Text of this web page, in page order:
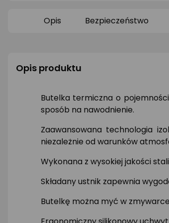
gwiazdki
gwiazdki
Opis Bezpieczeństwo
Opis produktu
Butelka termiczna o
sposób na nawodnienie.
Zaawansowana technologia
niezależnie od warunków
Wykonana z wysokiej jakości
Składany ustnik zapewnia
Butelkę można myć w